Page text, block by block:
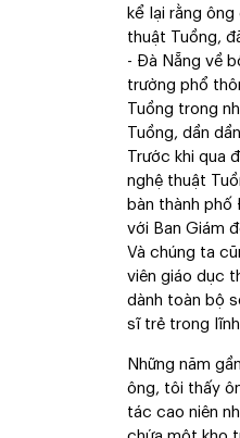
kể lại rằng
thuật Tuồng,
- Đà Nẵng về
trường phổ
Tuồng trong
Tuồng, dần
Trước khi qua
nghệ thuật
bàn thành phố
với Ban Giám
Và chúng ta
viên giáo dục
dành toàn bộ
sĩ trẻ trong
Những năm
ông, tôi thấy
tác cao niên